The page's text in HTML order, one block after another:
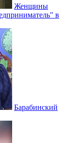
Женщины
в
Барабинский